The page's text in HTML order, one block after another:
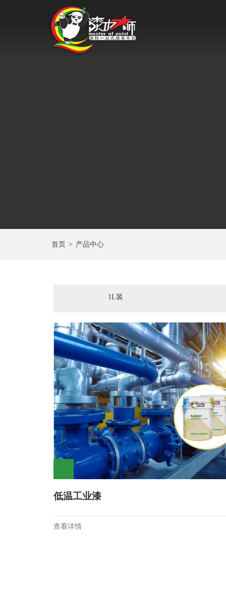
首页 > 产品中心
1L装
低温工业漆
查看详情